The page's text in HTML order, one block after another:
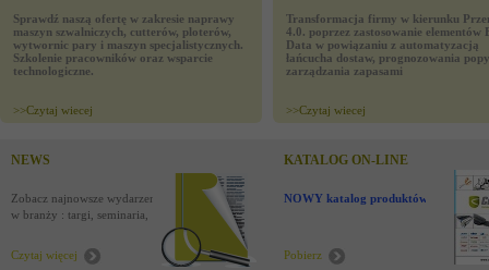
Sprawdź naszą ofertę w zakresie naprawy
maszyn szwalniczych, cutterów, ploterów,
wytwornic pary i maszyn specjalistycznych.
Szkolenie pracowników oraz wsparcie
technologiczne.
>>Czytaj wiecej
Transformacja firmy w kierunku
4.0. poprzez zastosowanie elementów
Data w powiązaniu z automatyzacją
łańcucha dostaw, prognozowania
zarządzania zapasami
>>Czytaj wiecej
NEWS
Zobacz najnowsze wydarzenia
w branży : targi, seminaria,
Czytaj więcej
KATALOG ON-LINE
NOWY katalog produktów !
Pobierz